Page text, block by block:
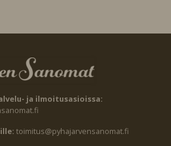
ja ilmoitusasioissa:
toimitus@pyhajarvensanomat.fi